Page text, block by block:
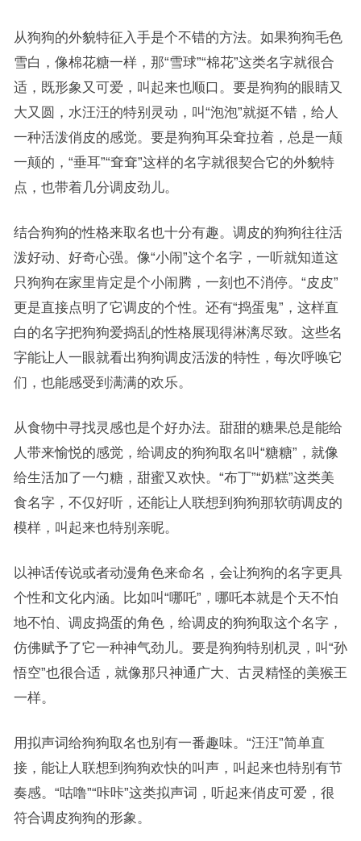
从狗狗的外貌特征入手是个不错的方法。如果狗狗毛色
雪白，像棉花糖一样，那“雪球”“棉花”这类名字就很合
适，既形象又可爱，叫起来也顺口。要是狗狗的眼睛又
大又圆，水汪汪的特别灵动，叫“泡泡”就挺不错，给人
一种活泼俏皮的感觉。要是狗狗耳朵耷拉着，总是一颠
一颠的，“垂耳”“耷耷”这样的名字就很契合它的外貌特
点，也带着几分调皮劲儿。
结合狗狗的性格来取名也十分有趣。调皮的狗狗往往活
泼好动、好奇心强。像“小闹”这个名字，一听就知道这
只狗狗在家里肯定是个小闹腾，一刻也不消停。“皮皮”
更是直接点明了它调皮的个性。还有“捣蛋鬼”，这样直
白的名字把狗狗爱捣乱的性格展现得淋漓尽致。这些名
字能让人一眼就看出狗狗调皮活泼的特性，每次呼唤它
们，也能感受到满满的欢乐。
从食物中寻找灵感也是个好办法。甜甜的糖果总是能给
人带来愉悦的感觉，给调皮的狗狗取名叫“糖糖”，就像
给生活加了一勺糖，甜蜜又欢快。“布丁”“奶糕”这类美
食名字，不仅好听，还能让人联想到狗狗那软萌调皮的
模样，叫起来也特别亲昵。
以神话传说或者动漫角色来命名，会让狗狗的名字更具
个性和文化内涵。比如叫“哪吒”，哪吒本就是个天不怕
地不怕、调皮捣蛋的角色，给调皮的狗狗取这个名字，
仿佛赋予了它一种神气劲儿。要是狗狗特别机灵，叫“孙
悟空”也很合适，就像那只神通广大、古灵精怪的美猴王
一样。
用拟声词给狗狗取名也别有一番趣味。“汪汪”简单直
接，能让人联想到狗狗欢快的叫声，叫起来也特别有节
奏感。“咕噜”“咔咔”这类拟声词，听起来俏皮可爱，很
符合调皮狗狗的形象。